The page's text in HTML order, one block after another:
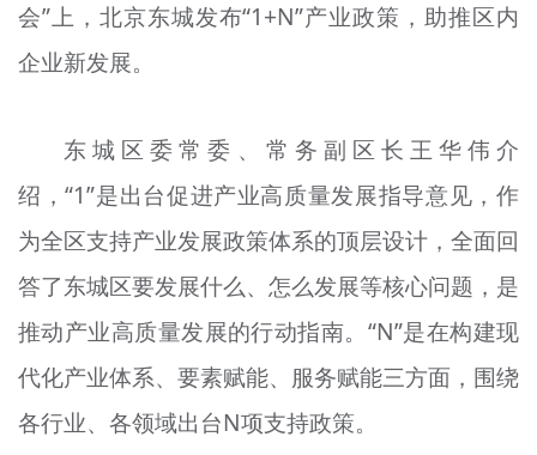
榜样人物
+
文明评论
北京宣传文化引导基金
宣传思想文化人才
专题
资料库
+
会”上，北京东城发布“1+N”产业政策，助推区内
企业新发展。
东城区委常委、常务副区长王华伟介
绍，“1”是出台促进产业高质量发展指导意见，作
为全区支持产业发展政策体系的顶层设计，全面回
答了东城区要发展什么、怎么发展等核心问题，是
推动产业高质量发展的行动指南。“N”是在构建现
代化产业体系、要素赋能、服务赋能三方面，围绕
各行业、各领域出台N项支持政策。